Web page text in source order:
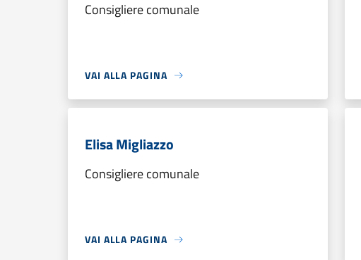
Consigliere comunale
VAI ALLA PAGINA
Elisa Migliazzo
Consigliere comunale
VAI ALLA PAGINA